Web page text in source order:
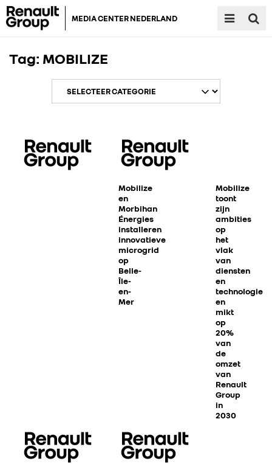
MEDIA CENTER NEDERLAND
Tag: MOBILIZE
Mobilize
en
Morbihan
Énergies
installeren
innovatieve
microgrid
op
Belle-
Île-
en-
Mer
Mobilize
toont
zijn
ambities
op
het
vlak
van
diensten
en
technologie
en
mikt
op
20%
van
de
omzet
van
Renault
Group
in
2030